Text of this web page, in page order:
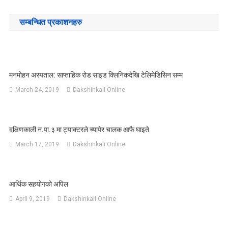
navigation
सम्बन्धित प्रकाशनहरु
मनमोहन अस्पताल: साप्ताहिक रोड साइड क्लिनिकदेखि टेलिमेडिसिन सम्म
March 24, 2019 Dakshinkali Online
दक्षिणकाली न.पा.३ मा ट्याक्टरले च्यापेर चालक आफै घाइते
March 17, 2019 Dakshinkali Online
आर्थिक सहयोगको अपिल
April 9, 2019 Dakshinkali Online